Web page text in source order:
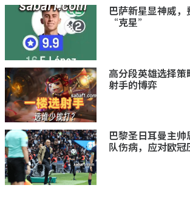
巴萨新星显神威
“克星”
高分段英雄选择
射手的博弈
巴黎圣日耳曼主
队伤病，应对欧冠